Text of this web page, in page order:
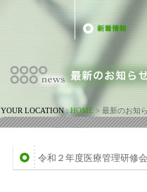
YOUR LOCATION:HOME > 最新のお知
令和２年度医療管理研修